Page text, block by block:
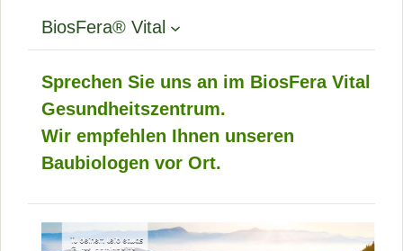
BiosFera® Vital
Sprechen Sie uns an im BiosFera Vital
Gesundheitszentrum.
Wir empfehlen Ihnen unseren
Baubiologen vor Ort.